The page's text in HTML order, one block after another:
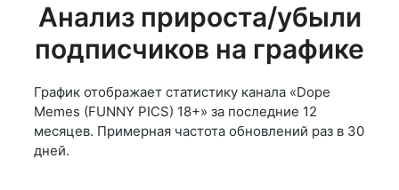
Анализ прироста/убыли
подписчиков на графике
График отображает статистику канала «Dope
Memes (FUNNY PICS) 18+» за последние 12
месяцев. Примерная частота обновлений раз в 30
дней.